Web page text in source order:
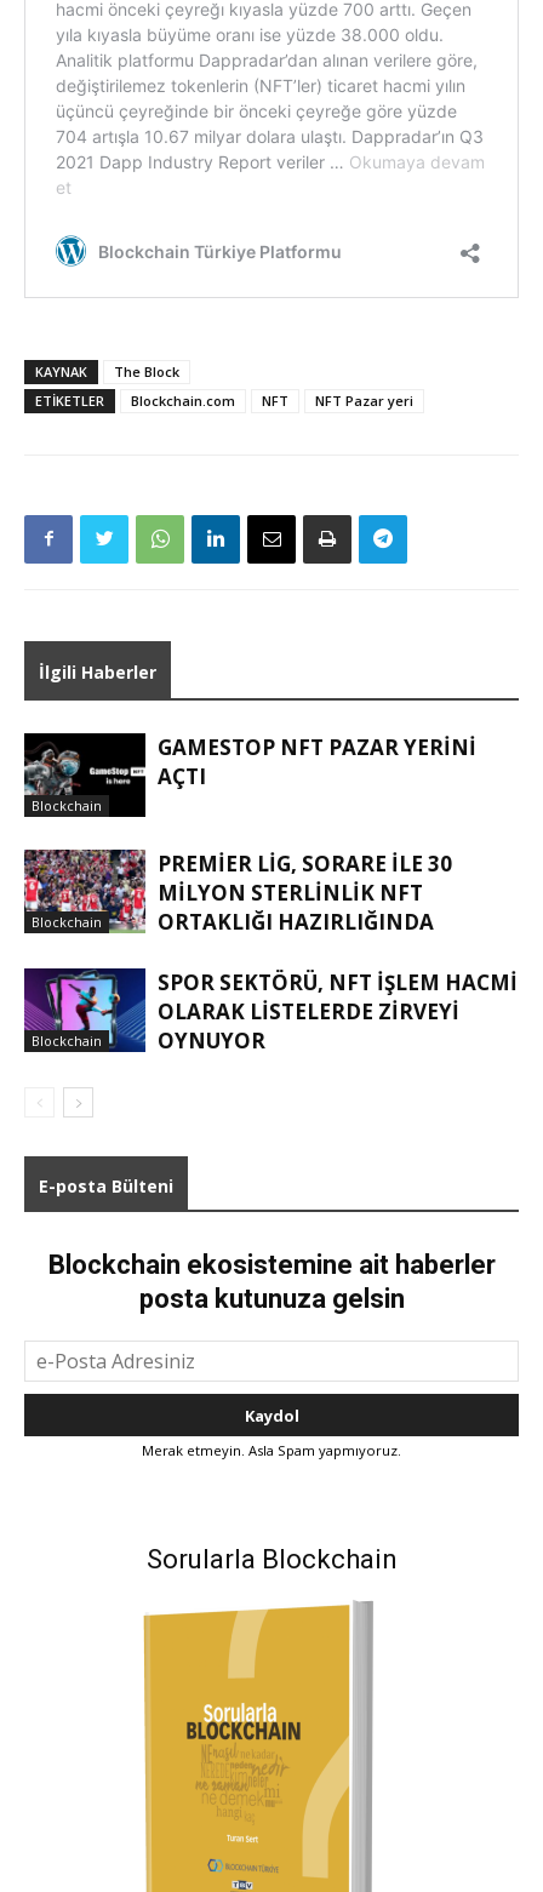
KAYNAK
The Block
ETIKETLER
Blockchain.com NFT NFT Pazar yeri
İlgili Haberler
Blockchain
GAMESTOP NFT PAZAR YERINI
AÇTI
Blockchain
PREMIER LIG, SORARE ILE 30
MILYON STERLINLIK NFT
ORTAKLIĞI HAZIRLIĞINDA
Blockchain
SPOR SEKTÖRÜ, NFT IŞLEM HACMI
OLARAK LISTELERDE ZIRVEYI
OYNUYOR
E-posta Bülteni
Blockchain ekosistemine ait haberler
posta kutunuza gelsin
Merak etmeyin. Asla Spam yapmıyoruz.
Sorularla Blockchain